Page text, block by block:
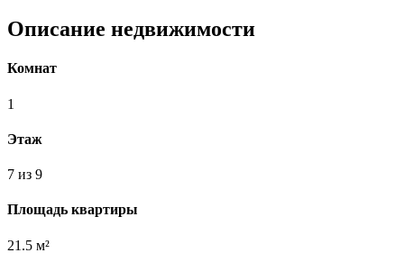
Описание недвижимости
Комнат
1
Этаж
7 из 9
Площадь квартиры
21.5 м²